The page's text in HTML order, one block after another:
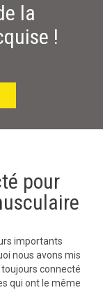
la
!
pour
importants
nous avons mis
connecté
qui ont le même